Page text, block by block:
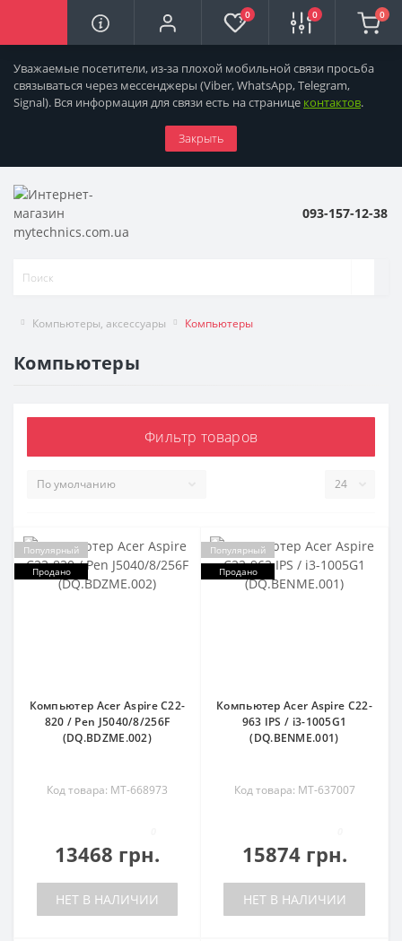
Уважаемые посетители, из-за плохой мобильной связи просьба
связываться через мессенджеры (Viber, WhatsApp, Telegram,
Signal). Вся информация для связи есть на странице контактов.
Закрыть
0 0 0
093-157-12-38
Компьютеры, аксессуары Компьютеры
Компьютеры
Фильтр товаров
Популярный
Продано
Компьютер Acer Aspire C22-
820 / Pen J5040/8/256F
(DQ.BDZME.002)
Код товара: MT-668973
13468 грн.
НЕТ В НАЛИЧИИ
Популярный
Продано
Компьютер Acer Aspire C22-
963 IPS / i3-1005G1
(DQ.BENME.001)
Код товара: MT-637007
15874 грн.
НЕТ В НАЛИЧИИ